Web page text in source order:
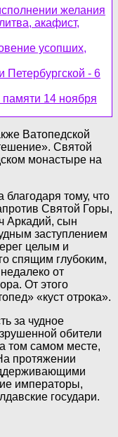
желания
акафист,
усопших,
Петербургской - 6
14 ноября
Ватопедской
Святой
монастыре на
тому, что
Святой Горы,
Аркадий, сын
заступлением
целым и
спящим глубоким,
от
От этого
«куст отрока».
за чудное
обители
том самом месте,
протяжении
императоры,
государи.